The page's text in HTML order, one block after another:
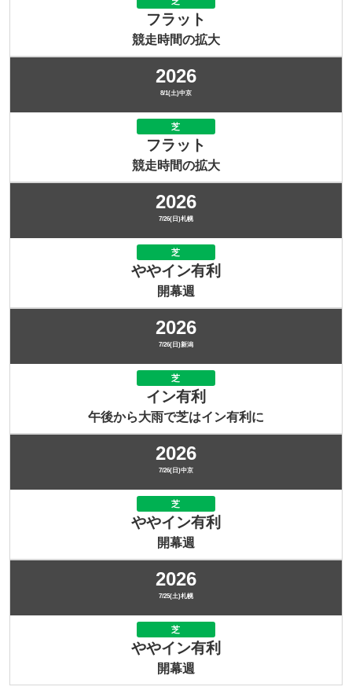
フラット
競走時間の拡大
2026
8/1(土)中京
芝
フラット
競走時間の拡大
2026
7/26(日)札幌
芝
ややイン有利
開幕週
2026
7/26(日)新潟
芝
イン有利
午後から大雨で芝はイン有利に
2026
7/26(日)中京
芝
ややイン有利
開幕週
2026
7/25(土)札幌
芝
ややイン有利
開幕週